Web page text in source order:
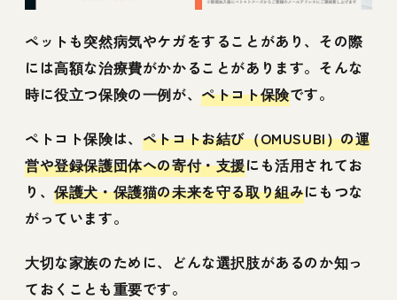
ペットも突然病気やケガをすることがあり、その際
には高額な治療費がかかることがあります。そんな
時に役立つ保険の一例が、ペトコト保険です。
ペトコト保険は、 ペトコトお結び（OMUSUBI）の運
営や登録保護団体への寄付・支援にも活用されてお
り、保護犬・保護猫の未来を守る取り組みにもつな
がっています。
大切な家族のために、どんな選択肢があるのか知っ
ておくことも重要です。